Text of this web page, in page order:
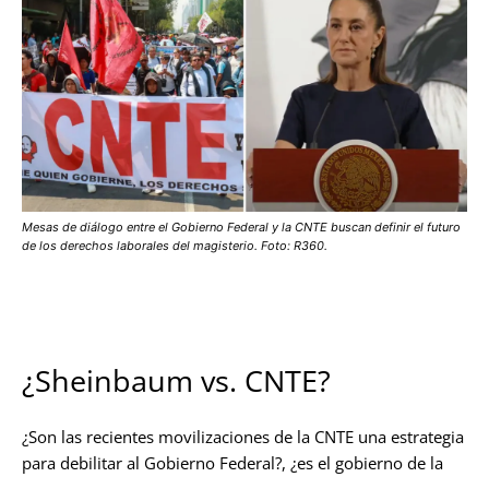
Mesas de diálogo entre el Gobierno Federal y la CNTE buscan definir el futuro
de los derechos laborales del magisterio. Foto: R360.
¿Sheinbaum vs. CNTE?
¿Son las recientes movilizaciones de la CNTE una estrategia
para debilitar al Gobierno Federal?, ¿es el gobierno de la